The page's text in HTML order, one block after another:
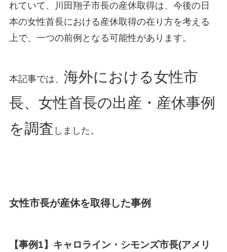
れていて、川田翔子市長の産休取得は、今後の日
本の女性首長における産休取得の在り方を考える
上で、一つの前例となる可能性があります。
本記事では、 海外における女性市
長、女性首長の出産・産休事例
を調査 しました。
女性市長が産休を取得した事例
【事例1】キャロライン・シモンズ市長(アメリ